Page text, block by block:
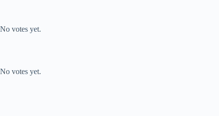
No votes yet.
No votes yet.